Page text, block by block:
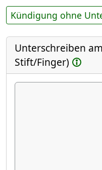
Kündigung ohne
Unterschreiben
Stift/Finger)